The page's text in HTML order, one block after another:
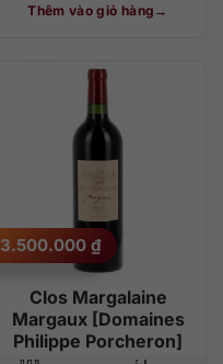
Thêm vào giỏ hàng
Clos Margalaine
Margaux [Domaines
Philippe Porcheron]
3.500.000 ₫